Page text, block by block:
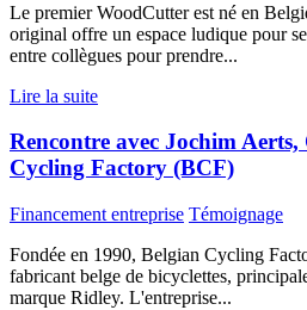
Le premier WoodCutter est né en
original offre un espace ludique pour
entre collègues pour prendre...
Lire la suite
Rencontre avec Jochim
Cycling Factory (BCF)
Financement entreprise Témoignage
Fondée en 1990, Belgian Cycling
fabricant belge de bicyclettes,
marque Ridley. L'entreprise...